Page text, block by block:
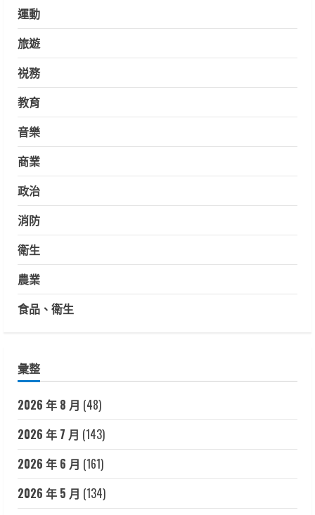
運動
旅遊
祱務
教育
音樂
商業
政治
消防
衛生
農業
食品、衛生
彙整
2026 年 8 月 (48)
2026 年 7 月 (143)
2026 年 6 月 (161)
2026 年 5 月 (134)